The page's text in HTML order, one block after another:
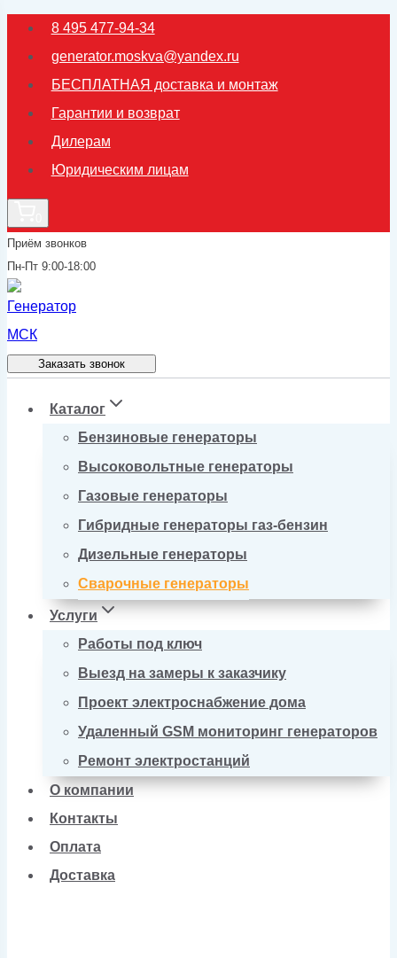
Перейти
содержимому
8 495 477-94-34
generator.moskva@yandex.ru
БЕСПЛАТНАЯ доставка и монтаж
Гарантии и возврат
Дилерам
Юридическим лицам
Приём звонков
Пн-Пт 9:00-18:00
Заказать звонок
Каталог
Бензиновые генераторы
Высоковольтные генераторы
Газовые генераторы
Гибридные генераторы газ-бензин
Дизельные генераторы
Сварочные генераторы
Услуги
Работы под ключ
Выезд на замеры к заказчику
Проект электроснабжение дома
Удаленный GSM мониторинг генераторов
Ремонт электростанций
О компании
Контакты
Оплата
Доставка